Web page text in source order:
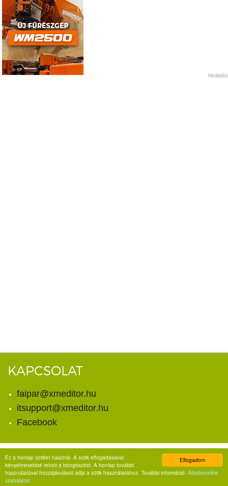
Elfogadom
Ez a honlap sütiket használ. A sütik elfogadásával
kényelmesebbé teheti a böngészést. A honlap további
használatával hozzájárulását adja a sütik használatához. További információ: Adatkezelési
szabályzat
hirdetés
KAPCSOLAT
faipar@xmeditor.hu
itsupport@xmeditor.hu
Facebook
© Copyright 2026. X-meditor Kft.
Minden jog fenntartva.